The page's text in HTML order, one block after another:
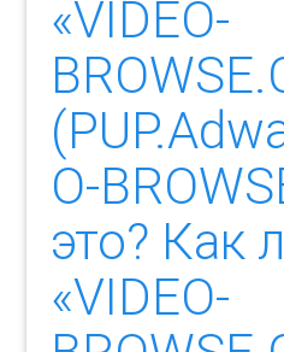
«VIDEO-
O-
это? Как
«VIDEO-